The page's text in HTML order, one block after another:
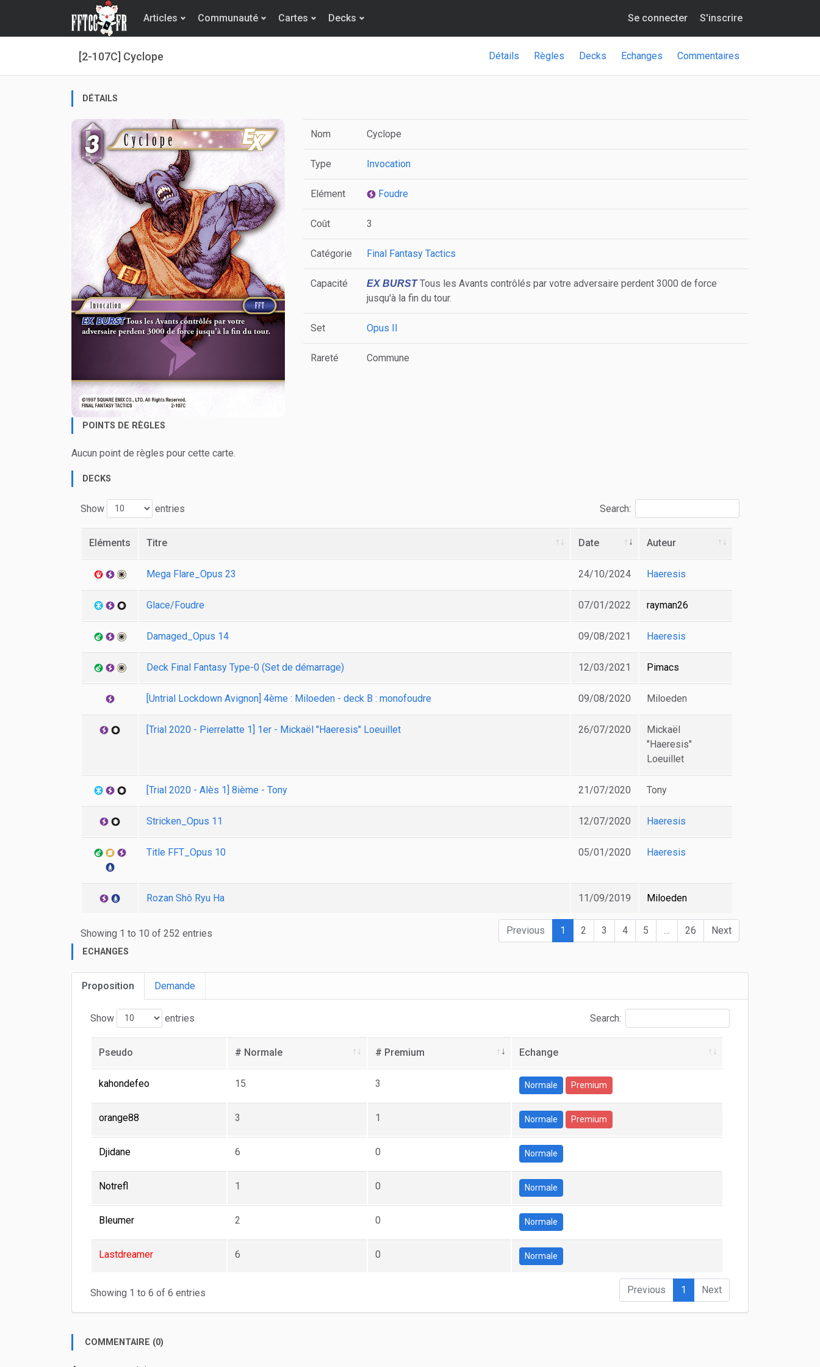
Articles Communauté Cartes Decks Se connecter S'inscrire
[2-107C] Cyclope Détails Règles Decks Echanges Commentaires
DÉTAILS
Nom Cyclope
Type Invocation
Elément Foudre
Coût 3
Catégorie Final Fantasy Tactics
Capacité EX BURSTTous les Avants contrôlés par votre adversaire perdent 3000 de force
jusqu'à la fin du tour.
Set Opus II
Rareté Commune
POINTS DE RÈGLES
Aucun point de règles pour cette carte.
DECKS
Show entries Search:
Eléments Titre Date Auteur
Mega Flare_Opus 23 24/10/2024 Haeresis
Glace/Foudre 07/01/2022 rayman26
Damaged_Opus 14 09/08/2021 Haeresis
Deck Final Fantasy Type-0 (Set de démarrage) 12/03/2021 Pimacs
[Untrial Lockdown Avignon] 4ème : Miloeden - deck B : monofoudre 09/08/2020 Miloeden
[Trial 2020 - Pierrelatte 1] 1er - Mickaël "Haeresis" Loeuillet 26/07/2020
Mickaël
"Haeresis"
Loeuillet
[Trial 2020 - Alès 1] 8ième - Tony 21/07/2020 Tony
Stricken_Opus 11 12/07/2020 Haeresis
Title FFT_Opus 10 05/01/2020 Haeresis
Rozan Shô Ryu Ha 11/09/2019 Miloeden
Showing 1 to 10 of 252 entries Previous 1 2 3 4 5 … 26 Next
ECHANGES
Proposition Demande
Show entries Search:
Pseudo # Normale # Premium Echange
kahondefeo 15 3 Normale Premium
orange88 3 1 Normale Premium
Djidane 6 0 Normale
Notrefl 1 0 Normale
Bleumer 2 0 Normale
Lastdreamer 6 0 Normale
Showing 1 to 6 of 6 entries Previous 1 Next
COMMENTAIRE (0)